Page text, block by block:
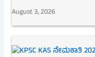
August 3, 2026